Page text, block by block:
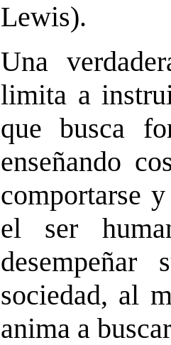
Lewis).
Una
limita a
que busca
enseñando
comportarse
el ser
sociedad, al
anima a